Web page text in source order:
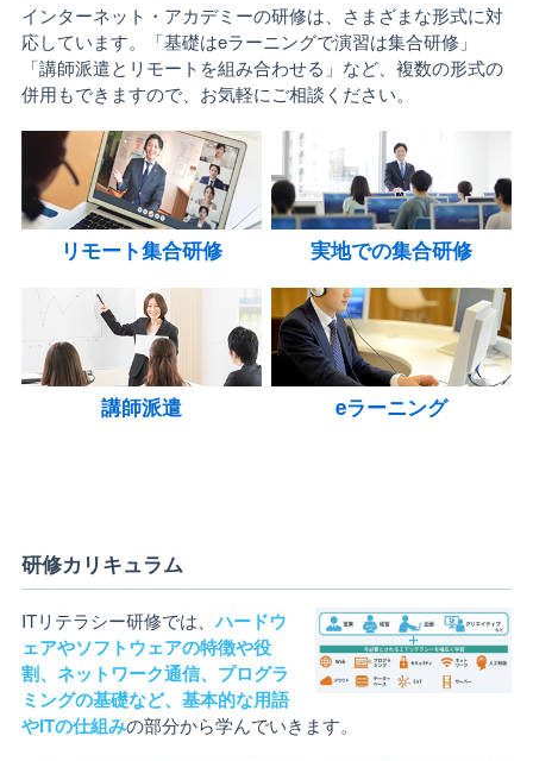
インターネット・アカデミーの研修は、さまざまな形式に対
応しています。「基礎はeラーニングで演習は集合研修」
「講師派遣とリモートを組み合わせる」など、複数の形式の
併用もできますので、お気軽にご相談ください。
リモート集合研修 実地での集合研修
講師派遣 eラーニング
研修カリキュラム
ITリテラシー研修では、ハードウ
ェアやソフトウェアの特徴や役
割、ネットワーク通信、プログラ
ミングの基礎など、基本的な用語
やITの仕組みの部分から学んでいきます。